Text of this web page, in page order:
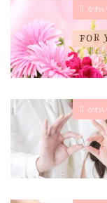
かわ
かわ